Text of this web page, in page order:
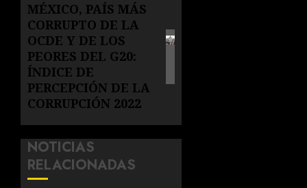
Siguiente
entrada:
MÉXICO, PAÍS MÁS
CORRUPTO DE LA
OCDE Y DE LOS
PEORES DEL G20:
ÍNDICE DE
PERCEPCIÓN DE LA
CORRUPCIÓN 2022
NOTICIAS
RELACIONADAS